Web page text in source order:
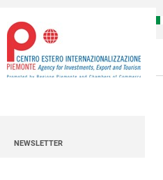
NEWSLETTER